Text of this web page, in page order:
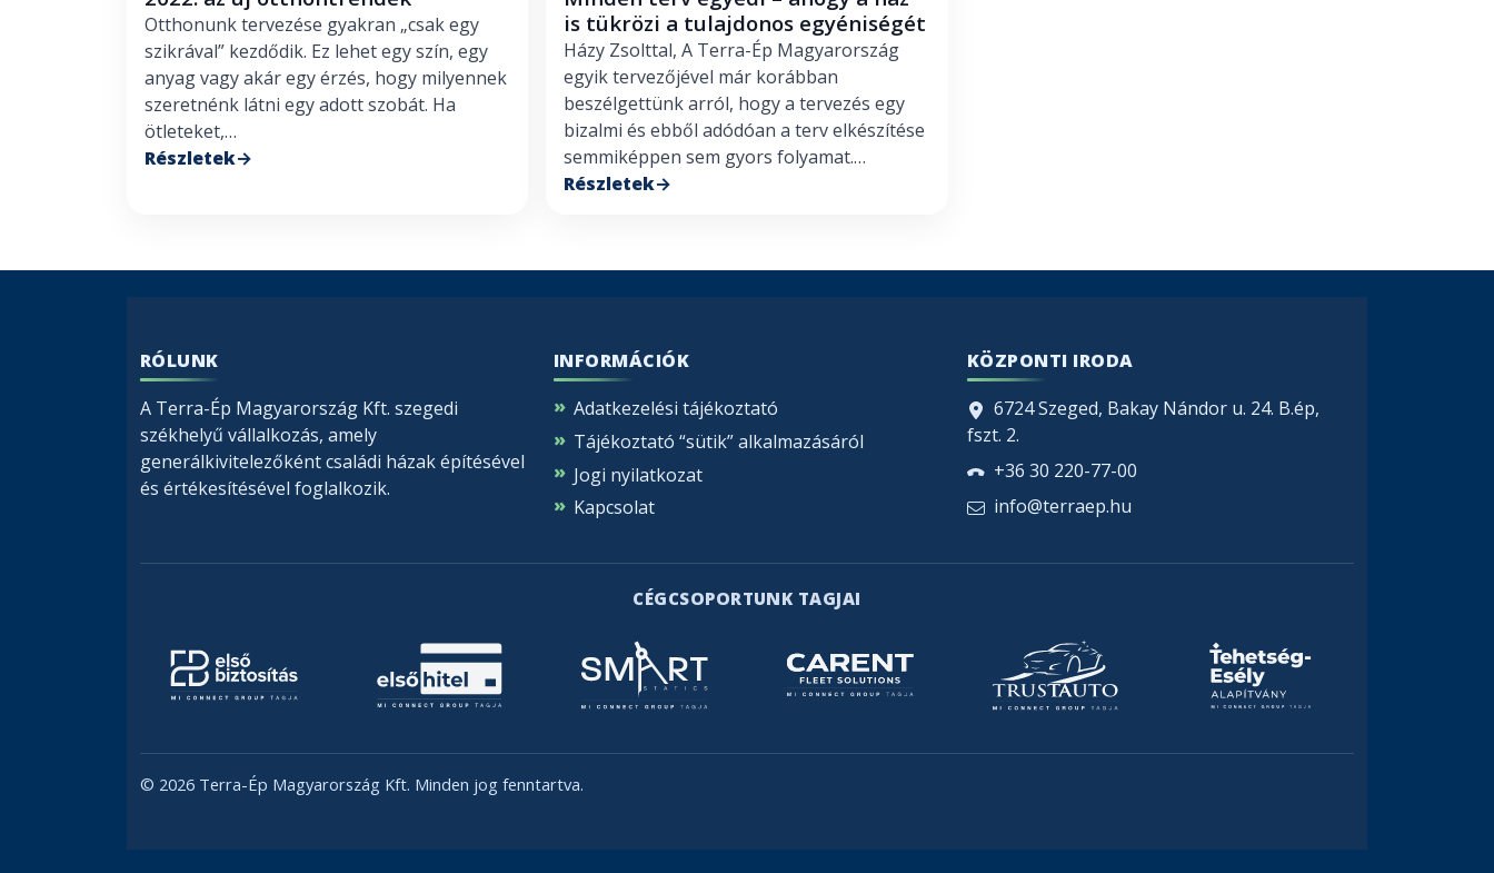
Otthonunk tervezése gyakran „csak egy
szikrával” kezdődik. Ez lehet egy szín, egy
anyag vagy akár egy érzés, hogy milyennek
szeretnénk látni egy adott szobát. Ha
ötleteket,…
Részletek
is tükrözi a tulajdonos egyéniségét
Házy Zsolttal, A Terra-Ép Magyarország
egyik tervezőjével már korábban
beszélgettünk arról, hogy a tervezés egy
bizalmi és ebből adódóan a terv elkészítése
semmiképpen sem gyors folyamat.…
Részletek
RÓLUNK
A Terra-Ép Magyarország Kft. szegedi
székhelyű vállalkozás, amely
generálkivitelezőként családi házak építésével
és értékesítésével foglalkozik.
INFORMÁCIÓK
Adatkezelési tájékoztató
Tájékoztató “sütik” alkalmazásáról
Jogi nyilatkozat
Kapcsolat
KÖZPONTI IRODA
6724 Szeged, Bakay Nándor u. 24. B.ép,
fszt. 2.
+36 30 220-77-00
info@terraep.hu
CÉGCSOPORTUNK TAGJAI
© 2026 Terra-Ép Magyarország Kft. Minden jog fenntartva.